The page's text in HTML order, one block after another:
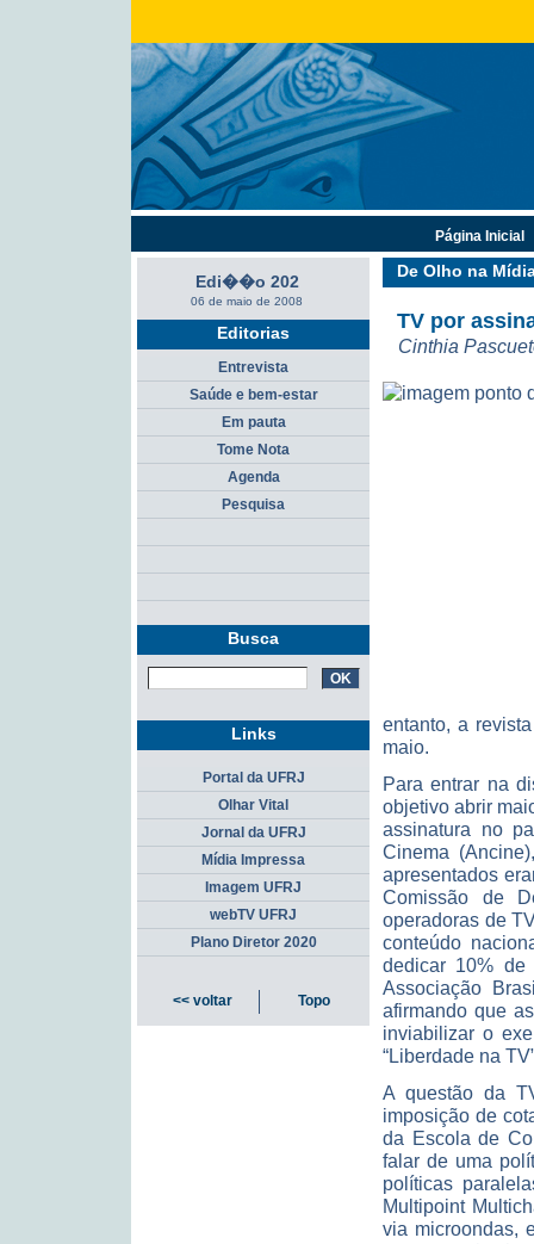
De Olho na
TV por
Cinthia
entanto, a
maio.
Para entrar na
objetivo abrir
assinatura no
Cinema
apresentados
Comissão de
operadoras de
conteúdo
dedicar 10% de
Associação
afirmando que
inviabilizar o
“Liberdade na
A questão da
imposição de
da Escola de
falar de uma
políticas
Multipoint
via microondas,
Edi��o 202
06 de maio de 2008
Editorias
Entrevista
Saúde e bem-estar
Em pauta
Tome Nota
Agenda
Pesquisa
Busca
Página Inicial
Links
Portal da UFRJ
Olhar Vital
Jornal da UFRJ
Mídia Impressa
Imagem UFRJ
webTV UFRJ
Plano Diretor 2020
<< voltar Topo